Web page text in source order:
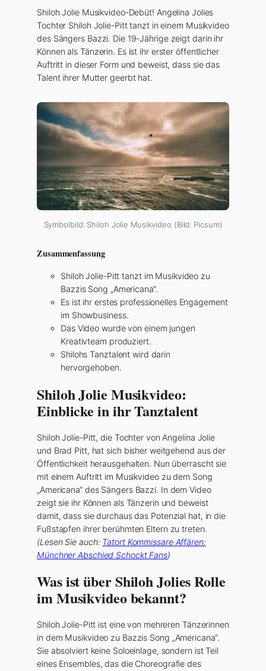
Shiloh Jolie Musikvideo-Debüt! Angelina Jolies
Tochter Shiloh Jolie-Pitt tanzt in einem Musikvideo
des Sängers Bazzi. Die 19-Jährige zeigt darin ihr
Können als Tänzerin. Es ist ihr erster öffentlicher
Auftritt in dieser Form und beweist, dass sie das
Talent ihrer Mutter geerbt hat.
Symbolbild: Shiloh Jolie Musikvideo (Bild: Picsum)
Zusammenfassung
Shiloh Jolie-Pitt tanzt im Musikvideo zu
Bazzis Song „Americana“.
Es ist ihr erstes professionelles Engagement
im Showbusiness.
Das Video wurde von einem jungen
Kreativteam produziert.
Shilohs Tanztalent wird darin
hervorgehoben.
Shiloh Jolie Musikvideo:
Einblicke in ihr Tanztalent
Shiloh Jolie-Pitt, die Tochter von Angelina Jolie
und Brad Pitt, hat sich bisher weitgehend aus der
Öffentlichkeit herausgehalten. Nun überrascht sie
mit einem Auftritt im Musikvideo zu dem Song
„Americana“ des Sängers Bazzi. In dem Video
zeigt sie ihr Können als Tänzerin und beweist
damit, dass sie durchaus das Potenzial hat, in die
Fußstapfen ihrer berühmten Eltern zu treten.
(Lesen Sie auch: Tatort Kommissare Affären:
Münchner Abschied Schockt Fans)
Was ist über Shiloh Jolies Rolle
im Musikvideo bekannt?
Shiloh Jolie-Pitt ist eine von mehreren Tänzerinnen
in dem Musikvideo zu Bazzis Song „Americana“.
Sie absolviert keine Soloeinlage, sondern ist Teil
eines Ensembles, das die Choreografie des